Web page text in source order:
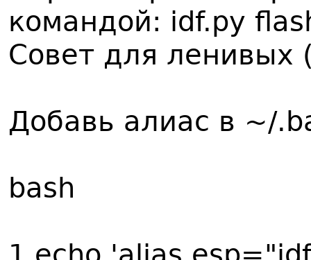
командой: idf.py
Совет для ленивых
Добавь алиас в ~/
bash